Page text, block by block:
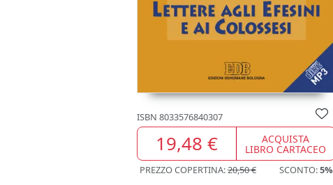
ISBN 8033576840307
19,48 € ACQUISTA
LIBRO CARTACEO
PREZZO COPERTINA:20,50 € SCONTO:5%